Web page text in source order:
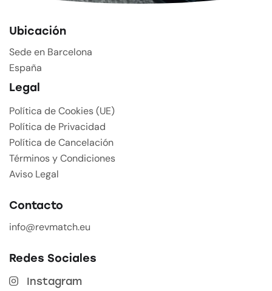
Ubicación
Sede en Barcelona
España
Legal
Política de Cookies (UE)
Política de Privacidad
Política de Cancelación
Términos y Condiciones
Aviso Legal
Contacto
info@revmatch.eu
Redes Sociales
Instagram